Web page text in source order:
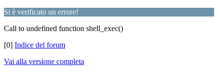
Si è verificato un errore!
Call to undefined function shell_exec()
[0] Indice del forum
Vai alla versione completa